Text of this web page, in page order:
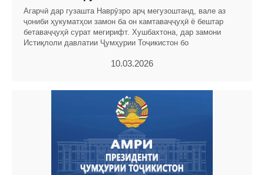
Агарчӣ дар гузашта Наврӯзро арҷ мегузоштанд, вале аз
ҷониби ҳукуматҳои замон ба он камтаваҷҷуҳӣ ё бештар
бетаваҷҷуҳӣ сурат мегирифт. Хушбахтона, дар замони
Истиқлоли давлатии Ҷумҳурии Тоҷикистон бо
10.03.2026